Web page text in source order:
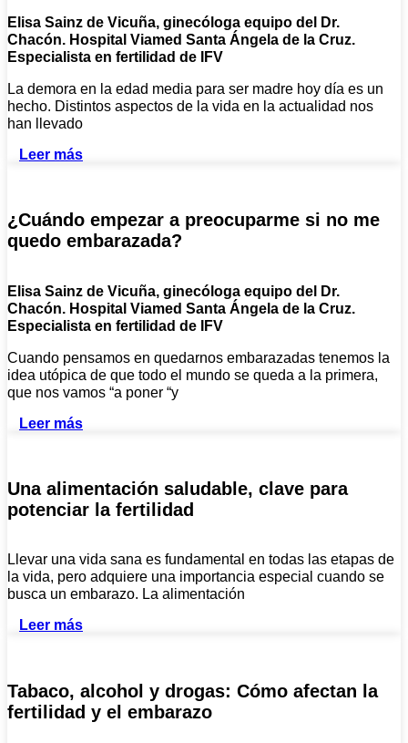
Elisa Sainz de Vicuña, ginecóloga equipo del Dr.
Chacón. Hospital Viamed Santa Ángela de la Cruz.
Especialista en fertilidad de IFV
La demora en la edad media para ser madre hoy día es un
hecho. Distintos aspectos de la vida en la actualidad nos
han llevado
Leer más
¿Cuándo empezar a preocuparme si no me
quedo embarazada?
Elisa Sainz de Vicuña, ginecóloga equipo del Dr.
Chacón. Hospital Viamed Santa Ángela de la Cruz.
Especialista en fertilidad de IFV
Cuando pensamos en quedarnos embarazadas tenemos la
idea utópica de que todo el mundo se queda a la primera,
que nos vamos “a poner “y
Leer más
Una alimentación saludable, clave para
potenciar la fertilidad
Llevar una vida sana es fundamental en todas las etapas de
la vida, pero adquiere una importancia especial cuando se
busca un embarazo. La alimentación
Leer más
Tabaco, alcohol y drogas: Cómo afectan la
fertilidad y el embarazo